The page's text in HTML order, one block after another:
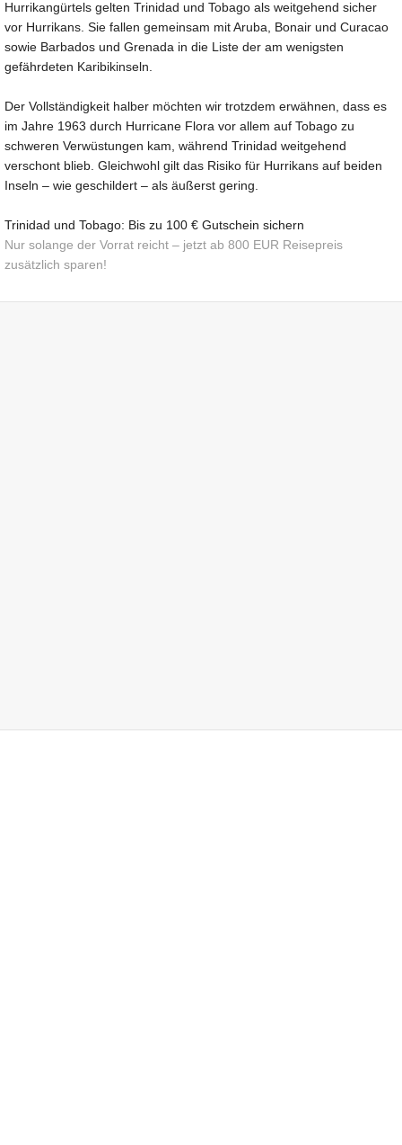
Hurrikangürtels gelten Trinidad und Tobago als weitgehend sicher
vor Hurrikans. Sie fallen gemeinsam mit Aruba, Bonair und Curacao
sowie Barbados und Grenada in die Liste der am wenigsten
gefährdeten Karibikinseln.
Der Vollständigkeit halber möchten wir trotzdem erwähnen, dass es
im Jahre 1963 durch Hurricane Flora vor allem auf Tobago zu
schweren Verwüstungen kam, während Trinidad weitgehend
verschont blieb. Gleichwohl gilt das Risiko für Hurrikans auf beiden
Inseln – wie geschildert – als äußerst gering.
Trinidad und Tobago: Bis zu 100 € Gutschein sichern
Nur solange der Vorrat reicht – jetzt ab 800 EUR Reisepreis
zusätzlich sparen!